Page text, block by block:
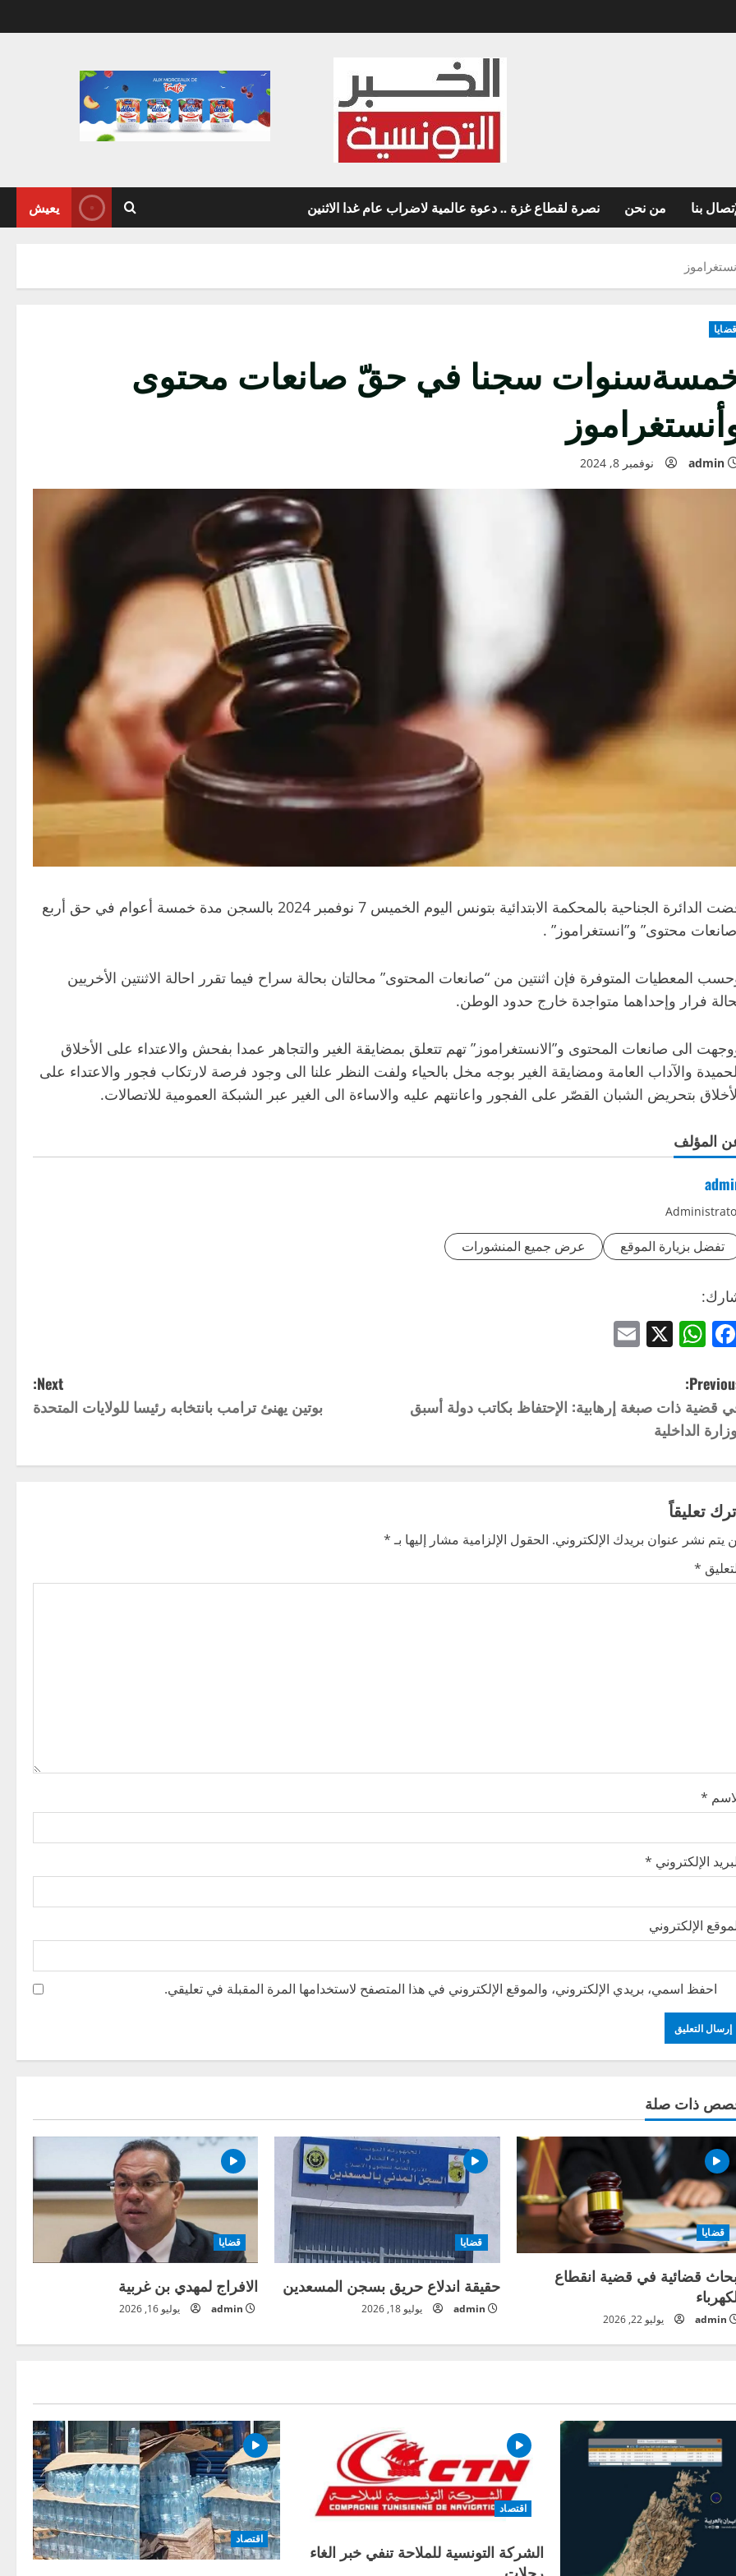
بنا من نحن نصرة لقطاع غزة .. دعوة عالمية لاضراب عام غدا الاثنين يعيش
قضايا
سجنا في حقّ صانعات محتوى
admin نوفمبر 8, 2024
قضت الدائرة الجناحية بالمحكمة الابتدائية بتونس اليوم الخميس 7 نوفمبر 2024 بالسجن مدة خمسة أعوام في حق أربع
محتوى” و”انستغراموز” .
المعطيات المتوفرة فإن اثنتين من “صانعات المحتوى” محالتان بحالة سراح فيما تقرر احالة الاثنتين الأخريين
فرار وإحداهما متواجدة خارج حدود الوطن.
الى صانعات المحتوى و”الانستغراموز” تهم تتعلق بمضايقة الغير والتجاهر عمدا بفحش والاعتداء على الأخلاق
والآداب العامة ومضايقة الغير بوجه مخل بالحياء ولفت النظر علنا الى وجود فرصة لارتكاب فجور والاعتداء على
بتحريض الشبان القصّر على الفجور واعانتهم عليه والاساءة الى الغير عبر الشبكة العمومية للاتصالات.
المؤلف
تفضل بزيارة الموقع عرض جميع المنشورات
Facebook
WhatsApp
X
قضية ذات صبغة إرهابية: الإحتفاظ بكاتب دولة أسبق
الداخلية
Next:
بوتين يهنئ ترامب بانتخابه رئيسا للولايات المتحدة
تعليقاً
يتم نشر عنوان بريدك الإلكتروني. الحقول الإلزامية مشار إليها بـ*
*
*
الإلكتروني *
الإلكتروني
احفظ اسمي، بريدي الإلكتروني، والموقع الإلكتروني في هذا المتصفح لاستخدامها المرة المقبلة في تعليقي.
ذات صلة
قضايا
قضائية في قضية انقطاع
admin يوليو 22, 2026
قضايا
حقيقة اندلاع حريق بسجن المسعدين
admin يوليو 18, 2026
قضايا
الافراج لمهدي بن غربية
admin يوليو 16, 2026
اقتصاد
الشركة التونسية للملاحة تنفي خبر الغاء
رحلات
اقتصاد